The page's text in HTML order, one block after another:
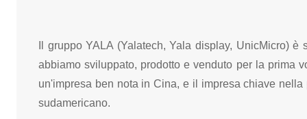
Il gruppo YALA (Yalatech, Yala display, UnicMicro)
abbiamo sviluppato, prodotto e venduto per la prima
un'impresa ben nota in Cina, e il impresa chiave nella
sudamericano.